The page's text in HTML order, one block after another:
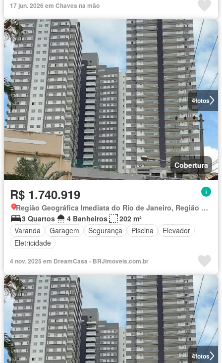
17 jun. 2026 em Chaves na mão
4fotos
Cobertura
R$ 1.740.919
Região Geográfica Imediata do Rio de Janeiro, Região Metropolitana do Rio de Janeiro
3 Quartos
4 Banheiros
202 m²
Varanda
Garagem Segurança Piscina
Elevador
Eletricidade
4 nov. 2025 em DreamCasa - BRJimoveis.com.br
4fotos